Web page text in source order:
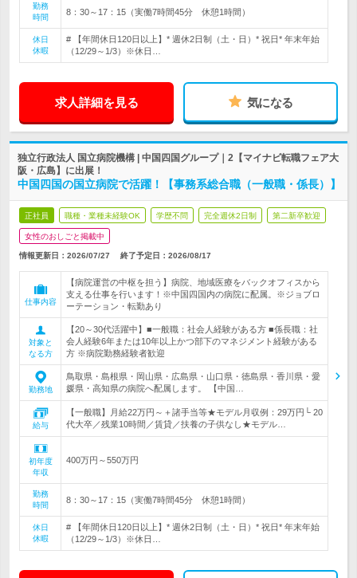
勤務
時間
8：30～17：15（実働7時間45分 休憩1時間）
休日
休暇
# 【年間休日120日以上】* 週休2日制（土・日）* 祝日* 年末年始
（12/29～1/3）※休日…
求人詳細を見る 気になる
独立行政法人 国立病院機構 | 中国四国グループ｜2【マイナビ転職フェア大
阪・広島】に出展！
中国四国の国立病院で活躍！【事務系総合職（一般職・係長）】
正社員 職種・業種未経験OK 学歴不問 完全週休2日制 第二新卒歓迎
女性のおしごと掲載中
情報更新日：2026/07/27 終了予定日： 2026/08/17
仕事内容
【病院運営の中枢を担う】病院、地域医療をバックオフィスから
支える仕事を行います！※中国四国内の病院に配属。※ジョブロ
ーテーション・転勤あり
対象と
なる方
【20～30代活躍中】■一般職：社会人経験がある方 ■係長職：社
会人経験6年または10年以上かつ部下のマネジメント経験がある
方 ※病院勤務経験者歓迎
勤務地
鳥取県・島根県・岡山県・広島県・山口県・徳島県・香川県・愛
媛県・高知県の病院へ配属します。 【中国…
給与
【一般職】月給22万円～＋諸手当等★モデル月収例：29万円└ 20
代大卒／残業10時間／賃貸／扶養の子供なし★モデル…
初年度
年収
400万円～550万円
勤務
時間
8：30～17：15（実働7時間45分 休憩1時間）
休日
休暇
# 【年間休日120日以上】* 週休2日制（土・日）* 祝日* 年末年始
（12/29～1/3）※休日…